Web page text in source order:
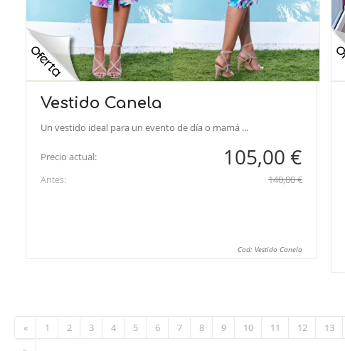
Vestido Canela
Un vestido ideal para un evento de día o mamá ...
Precio actual: 105,00 €
Antes: 140,00 €
Cod: Vestido Canela
« 1 2 3 4 5 6 7 8 9 10 11 12 13